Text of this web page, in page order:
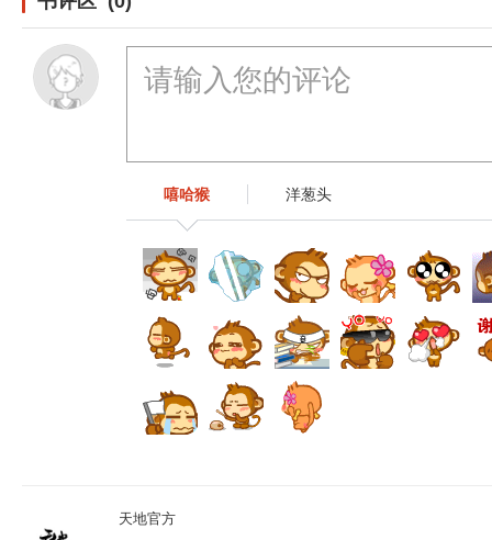
嘻哈猴 洋葱头
天地官方